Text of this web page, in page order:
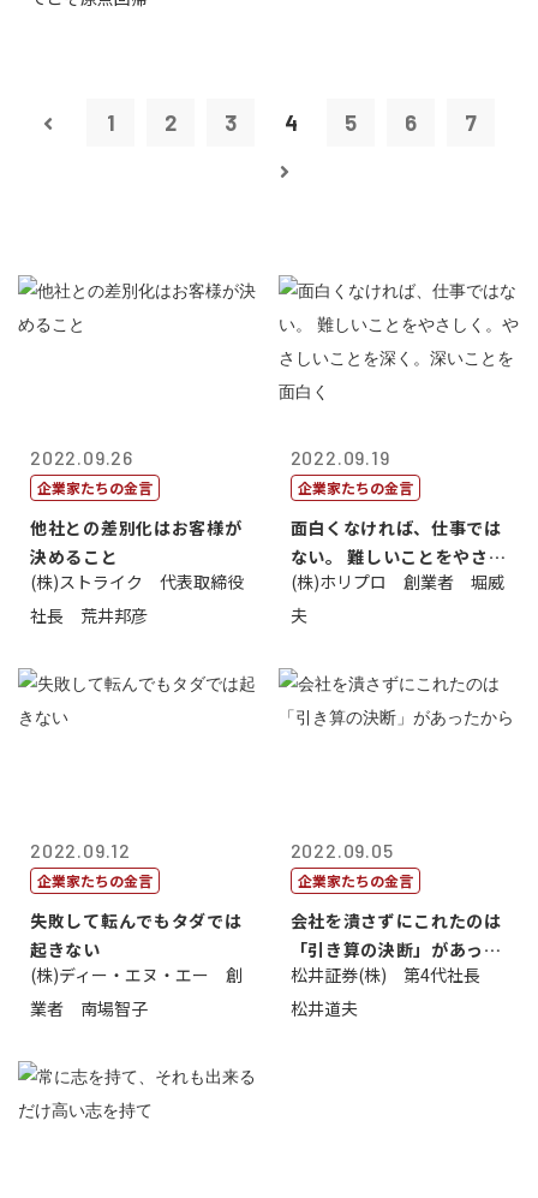
1 2 3 4 5 6 7
2022.09.26
企業家たちの金言
他社との差別化はお客様が
決めること
(株)ストライク 代表取締役
社長 荒井邦彦
2022.09.19
企業家たちの金言
面白くなければ、仕事では
ない。 難しいことをやさし
く。やさし...
(株)ホリプロ 創業者 堀威
夫
2022.09.12
企業家たちの金言
失敗して転んでもタダでは
起きない
(株)ディー・エヌ・エー 創
業者 南場智子
2022.09.05
企業家たちの金言
会社を潰さずにこれたのは
「引き算の決断」があった
から
松井証券(株) 第4代社長
松井道夫